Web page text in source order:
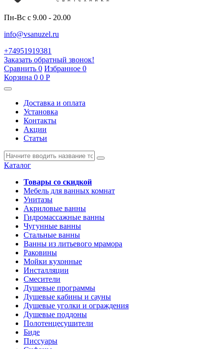
Пн-Вс с 9.00 - 20.00
info@vsanuzel.ru
+74951919381
Заказать обратный звонок!
Сравнить 0 Избранное 0
Корзина 0 0 Р
Доставка и оплата
Установка
Контакты
Акции
Статьи
Каталог
Товары со скидкой
Мебель для ванных комнат
Унитазы
Акриловые ванны
Гидромассажные ванны
Чугунные ванны
Стальные ванны
Ванны из литьевого мрамора
Раковины
Мойки кухонные
Инсталляции
Смесители
Душевые программы
Душевые кабины и сауны
Душевые уголки и ограждения
Душевые поддоны
Полотенцесушители
Биде
Писсуары